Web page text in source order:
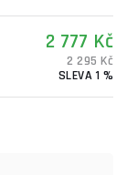
2 777 Kč
2 295 Kč
SLEVA 1 %